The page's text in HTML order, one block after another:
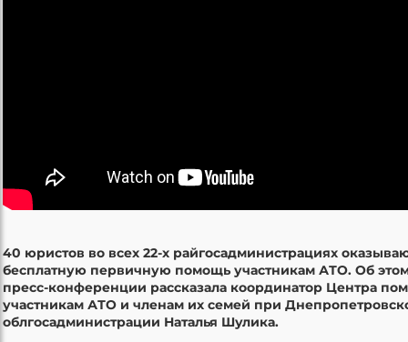
40 юристов во всех 22-х райгосадминистрациях
бесплатную первичную помощь участникам АТО. Об
пресс-конференции рассказала координатор Центра
участникам АТО и членам их семей при
облгосадминистрации Наталья Шулика.